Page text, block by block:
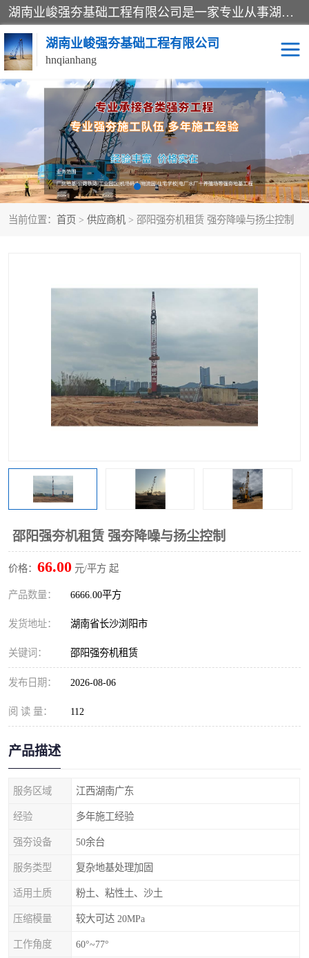
湖南业峻强夯基础工程有限公司是一家专业从事湖南强夯基础工程、强夯机租赁，地基处理的施工单位。业务覆盖：湖南、广东，江西等地。可承接1000KN.m-25000KN.m强夯（置换）工程。公司创始人是国内较早期从事强夯施工的建设者，经过多年的一步一个脚印的发展，在行业内具有较高的度和良好的口碑。
湖南业峻强夯基础工程有限公司
hnqianhang
当前位置： 首页 > 供应商机 > 邵阳强夯机租赁 强夯降噪与扬尘控制
邵阳强夯机租赁 强夯降噪与扬尘控制
价格： 66.00 元/平方 起
产品数量： 6666.00平方
发货地址： 湖南省长沙浏阳市
关键词： 邵阳强夯机租赁
发布日期： 2026-08-06
阅 读 量： 112
产品描述
服务区域 江西湖南广东
经验 多年施工经验
强夯设备 50余台
服务类型 复杂地基处理加固
适用土质 粉土、粘性土、沙土
压缩模量 较大可达 20MPa
工作角度 60°~77°
强夯施工案例 强夯机租赁
强夯施工工程 强夯施工队伍
强夯队伍